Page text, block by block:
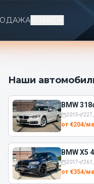
Наши
BMW
2015
от €204/
BMW X5
2017
от €354/